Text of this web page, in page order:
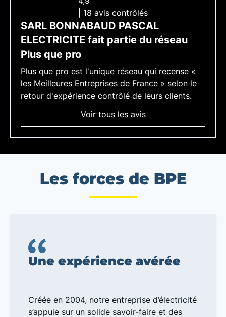
| 18 avis contrôlés
SARL BONNABAUD PASCAL
ELECTRICITE fait partie du réseau
Plus que pro
Plus que pro est l'unique réseau qui recense «
les Meilleures Entreprises de France » selon le
retour d'expérience contrôlé de leurs clients.
Voir tous les avis
Les forces de BPE
Une expérience avérée
Créée en 2004, notre entreprise d’électricité
s’appuie sur un solide savoir-faire et des